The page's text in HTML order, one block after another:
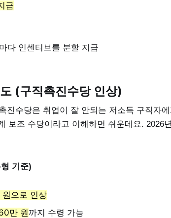
급
다 인센티브를 분할 지급
(구직촉진수당 인상)
진수당은 취업이 잘 안되는 저소득 구직자
보조 수당이라고 이해하면 쉬운데요. 2026
기준)
으로 인상
만 원까지 수령 가능